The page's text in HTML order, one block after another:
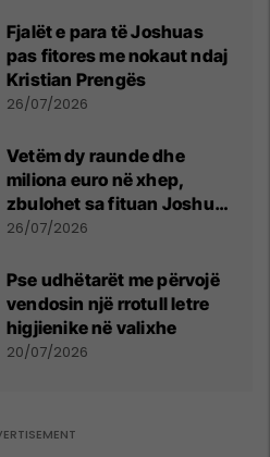
Fjalët e para të Joshuas
pas fitores me nokaut ndaj
Kristian Prengës
26/07/2026
Vetëm dy raunde dhe
miliona euro në xhep,
zbulohet sa fituan Joshua
e Prenga
26/07/2026
Pse udhëtarët me përvojë
vendosin një rrotull letre
higjienike në valixhe
20/07/2026